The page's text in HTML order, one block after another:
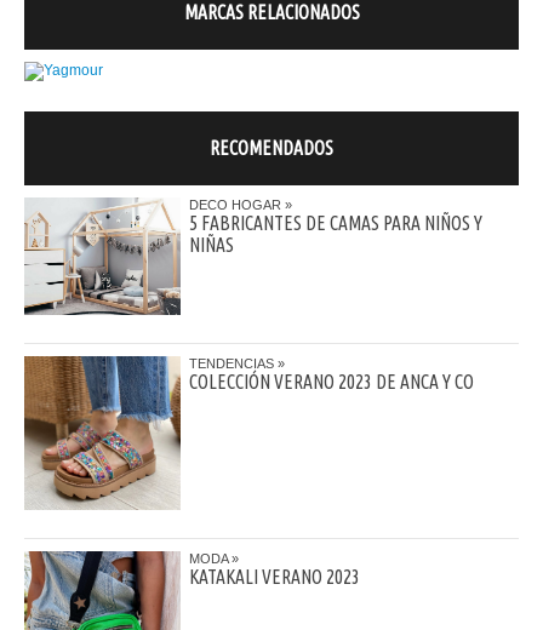
MARCAS RELACIONADOS
RECOMENDADOS
DECO HOGAR
5 FABRICANTES DE CAMAS PARA NIÑOS Y
NIÑAS
TENDENCIAS
COLECCIÓN VERANO 2023 DE ANCA Y CO
MODA
KATAKALI VERANO 2023